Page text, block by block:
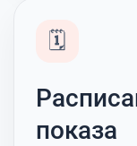
🗓️
показа